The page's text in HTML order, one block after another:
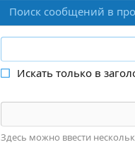
Поиск сообщений в
Искать только в
Здесь можно ввести